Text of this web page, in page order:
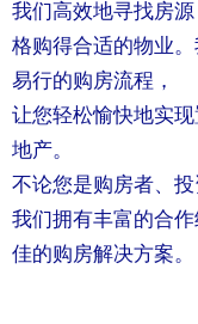
我们高效地寻找房
格购得合适的物业
易行的购房流程，
让您轻松愉快地实
地产。
不论您是购房者、投
我们拥有丰富的合
佳的购房解决方案。